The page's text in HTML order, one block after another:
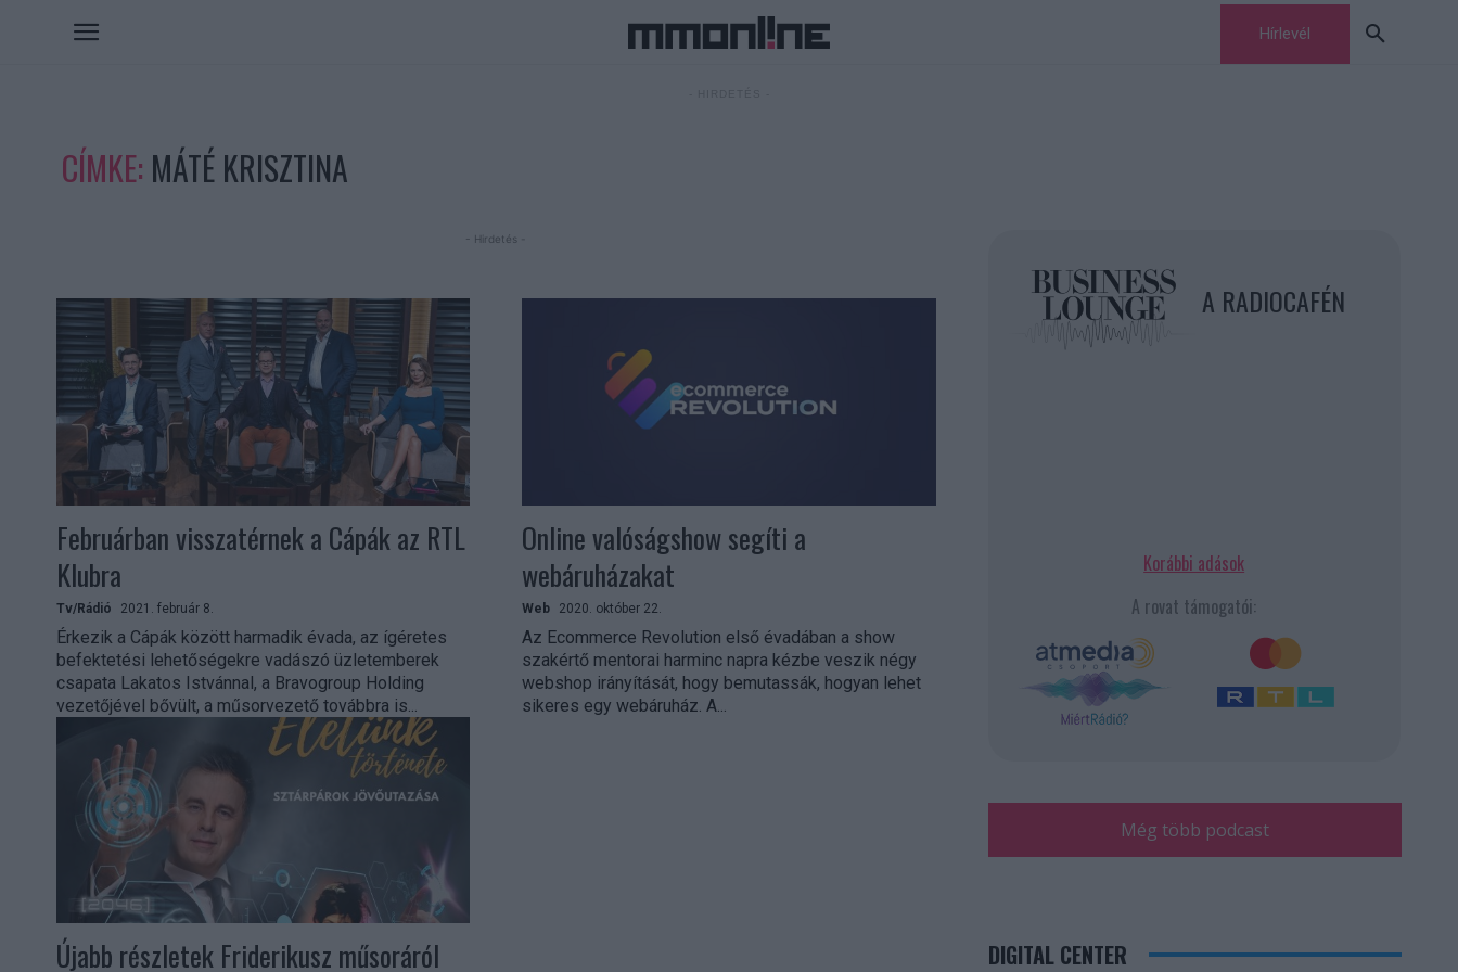
Hírlevél
CÍMKE: MÁTÉ KRISZTINA
- Hirdetés -
Februárban visszatérnek a Cápák az RTL
Klubra
Tv/Rádió 2021. február 8.
Érkezik a Cápák között harmadik évada, az ígéretes
befektetési lehetőségekre vadászó üzletemberek
csapata Lakatos Istvánnal, a Bravogroup Holding
vezetőjével bővült, a műsorvezető továbbra is...
Online valóságshow segíti a
webáruházakat
Web 2020. október 22.
Az Ecommerce Revolution első évadában a show
szakértő mentorai harminc napra kézbe veszik négy
webshop irányítását, hogy bemutassák, hogyan lehet
sikeres egy webáruház. A...
Újabb részletek Friderikusz műsoráról
A RADIOCAFÉN
Korábbi adások
A rovat támogatói:
Még több podcast
DIGITAL CENTER